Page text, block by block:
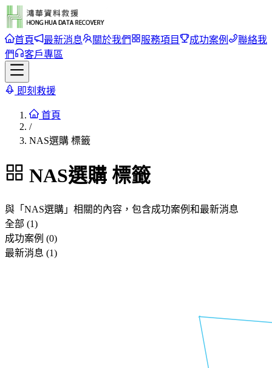
首頁 最新消息 關於我們 服務項目 成功案例
聯絡我
們
客戶專區
即刻救援
首頁
/
NAS選購 標籤
NAS選購 標籤
與「 NAS選購 」相關的內容，包含成功案例和最新消息
全部 (1)
成功案例 (0)
最新消息 (1)